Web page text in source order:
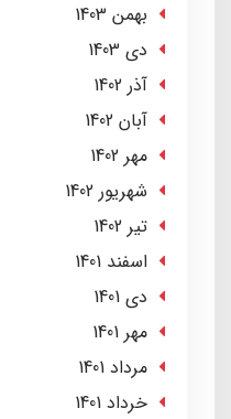
بهمن 1403
دی 1403
آذر 1402
آبان 1402
مهر 1402
شهریور 1402
تير 1402
اسفند 1401
دی 1401
مهر 1401
مرداد 1401
خرداد 1401